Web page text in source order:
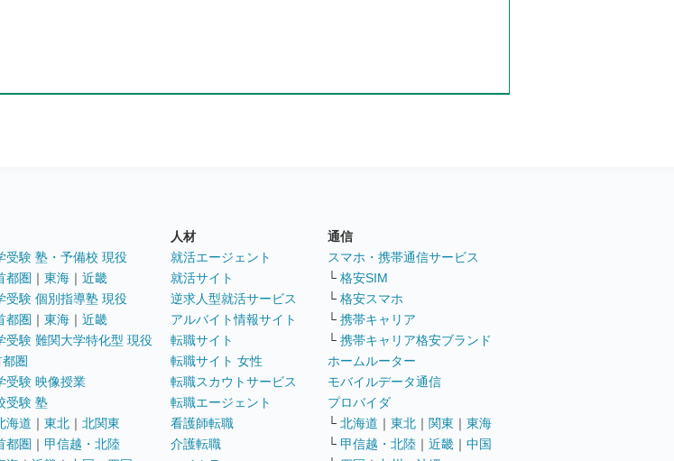
受験 塾・予備校 現役
都圏 ｜ 東海 ｜ 近畿
受験 個別指導塾 現役
都圏 ｜ 東海 ｜ 近畿
受験 難関大学特化型 現役
圏
受験 映像授業
受験 塾
海道 ｜ 東北 ｜ 北関東
都圏 ｜ 甲信越・北陸
人材
就活エージェント
就活サイト
逆求人型就活サービス
アルバイト情報サイト
転職サイト
転職サイト 女性
転職スカウトサービス
転職エージェント
看護師転職
介護転職
通信
スマホ・携帯通信サービス
└ 格安SIM
└ 格安スマホ
└ 携帯キャリア
└ 携帯キャリア格安ブランド
ホームルーター
モバイルデータ通信
プロバイダ
└ 北海道 ｜ 東北 ｜ 関東 ｜ 東海
└ 甲信越・北陸 ｜ 近畿 ｜ 中国